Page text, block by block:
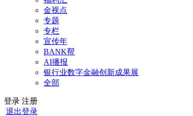
金视点
专题
专栏
宣传年
BANK帮
AI播报
银行业数字金融创新成果展
全部
登录 注册
退出登录